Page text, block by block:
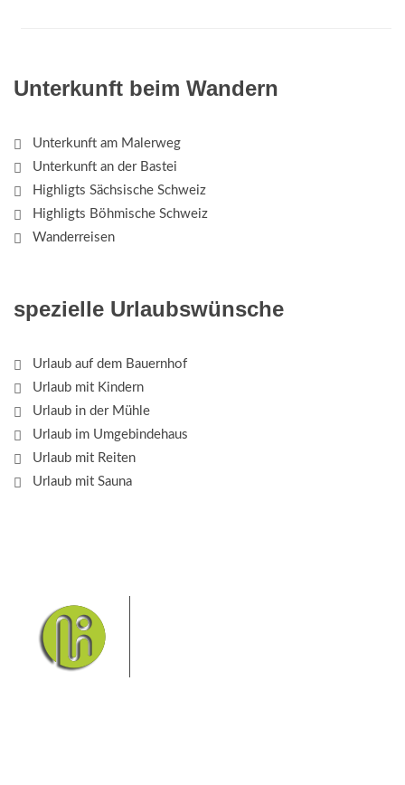
Unterkunft beim Wandern
Unterkunft am Malerweg
Unterkunft an der Bastei
Highligts Sächsische Schweiz
Highligts Böhmische Schweiz
Wanderreisen
spezielle Urlaubswünsche
Urlaub auf dem Bauernhof
Urlaub mit Kindern
Urlaub in der Mühle
Urlaub im Umgebindehaus
Urlaub mit Reiten
Urlaub mit Sauna